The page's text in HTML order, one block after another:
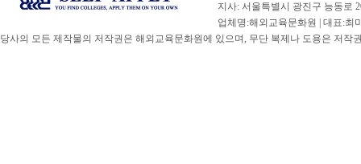
지사: 서울특별시 광진구 능동로
업체명:해외교육문화원 | 대표:최
당사의 모든 제작물의 저작권은 해외교육문화원에 있으며, 무단 복제나 도용은 저